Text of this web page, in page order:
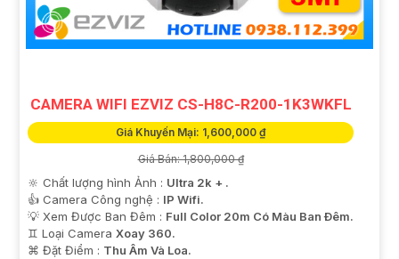
CAMERA WIFI EZVIZ CS-H8C-R200-1K3WKFL
Giá Khuyến Mại: 1,600,000 ₫
Giá Bán: 1,800,000 ₫
🔆 Chất lượng hình Ảnh : Ultra 2k + .
👍 Camera Công nghệ : IP Wifi.
💡 Xem Được Ban Đêm : Full Color 20m Có Màu Ban Ðêm.
♊ Loại Camera Xoay 360.
️⌘ Đặt Điểm : Thu Âm Và Loa.